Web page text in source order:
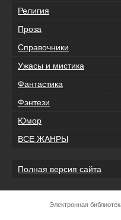
Религия
Проза
Справочники
Ужасы и мистика
Фантастика
Фэнтези
Юмор
ВСЕ ЖАНРЫ
Полная версия сайта
Электронная